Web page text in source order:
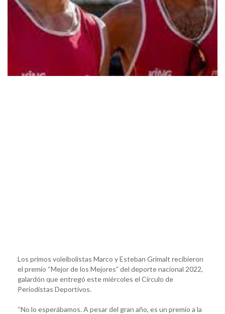
Los primos voleibolistas Marco y Esteban Grimalt recibieron
el premio “Mejor de los Mejores” del deporte nacional 2022,
galardón que entregó este miércoles el Círculo de
Periodistas Deportivos.
“No lo esperábamos. A pesar del gran año, es un premio a la